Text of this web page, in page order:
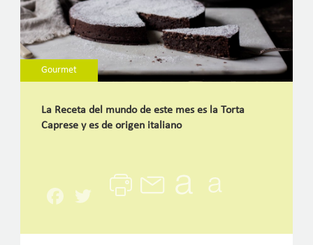
Gourmet
La Receta del mundo de este mes es la Torta
Caprese y es de origen italiano
Facebook
Twitter